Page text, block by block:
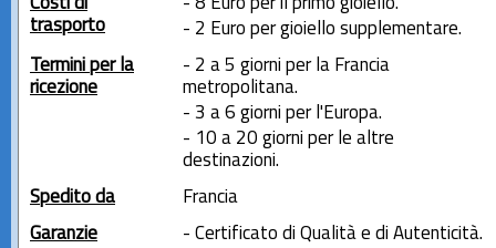
trasporto
- 2 Euro per gioiello supplementare.
Termini per la
ricezione
- 2 a 5 giorni per la Francia
metropolitana.
- 3 a 6 giorni per l'Europa.
- 10 a 20 giorni per le altre
destinazioni.
Spedito da
Francia
Garanzie
- Certificato di Qualità e di Autenticità.